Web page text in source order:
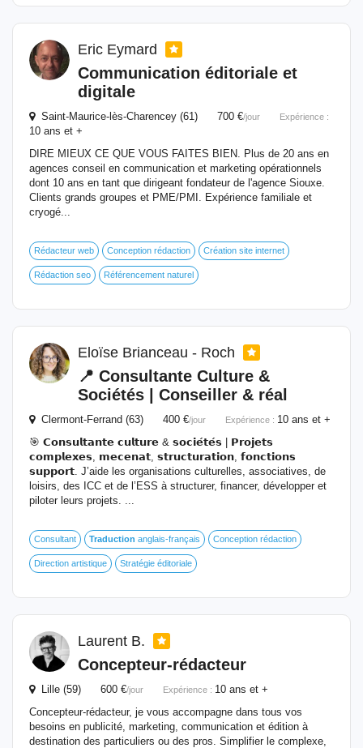
Eric Eymard
Communication éditoriale et
digitale
Saint-Maurice-lès-Charencey (61) 700 €/jour Expérience :
10 ans et +
DIRE MIEUX CE QUE VOUS FAITES BIEN. Plus de 20 ans en
agences conseil en communication et marketing opérationnels
dont 10 ans en tant que dirigeant fondateur de l'agence Siouxe.
Clients grands groupes et PME/PMI. Expérience familiale et
cryogé...
Rédacteur web Conception rédaction Création site internet
Rédaction seo Référencement naturel
Eloïse Brianceau - Roch
📍 Consultante Culture &
Sociétés | Conseiller & réal
Clermont-Ferrand (63) 400 €/jour Expérience : 10 ans et +
🎯 𝗖𝗼𝗻𝘀𝘂𝗹𝘁𝗮𝗻𝘁𝗲 𝗰𝘂𝗹𝘁𝘂𝗿𝗲 & 𝘀𝗼𝗰𝗶𝗲́𝘁𝗲́𝘀 | 𝗣𝗿𝗼𝗷𝗲𝘁𝘀
𝗰𝗼𝗺𝗽𝗹𝗲𝘅𝗲𝘀, 𝗺𝗲𝗰𝗲𝗻𝗮𝘁, 𝘀𝘁𝗿𝘂𝗰𝘁𝘂𝗿𝗮𝘁𝗶𝗼𝗻, 𝗳𝗼𝗻𝗰𝘁𝗶𝗼𝗻𝘀
𝘀𝘂𝗽𝗽𝗼𝗿𝘁. J’aide les organisations culturelles, associatives, de
loisirs, des ICC et de l’ESS à structurer, financer, développer et
piloter leurs projets. ...
Consultant Traduction anglais-français Conception rédaction
Direction artistique Stratégie éditoriale
Laurent B.
Concepteur-rédacteur
Lille (59) 600 €/jour Expérience : 10 ans et +
Concepteur-rédacteur, je vous accompagne dans tous vos
besoins en publicité, marketing, communication et édition à
destination des particuliers ou des pros. Simplifier le complexe,